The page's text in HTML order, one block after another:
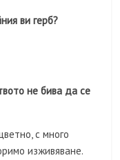
ви герб?
не бива да се
с много
изживяване.